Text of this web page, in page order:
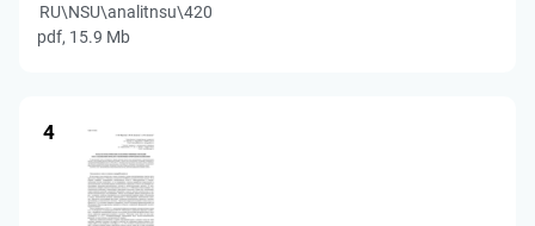
RU\NSU\analitnsu\420
pdf, 15.9 Mb
4